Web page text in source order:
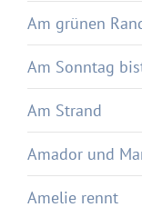
Am grünen
Am Sonntag
Am Strand
Amador und
Amelie rennt